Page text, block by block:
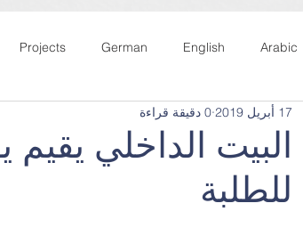
Arabic
English
German
Projects
البيت الداخلي
للطلبة
17 أبريل 2019 0 دقيقة قراءة